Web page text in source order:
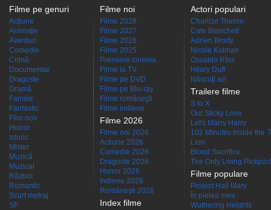
Filme pe genuri
Acţiune
Animaţie
Aventuri
Comedie
Crimă
Documentar
Dragoste
Dramă
Familie
Fantastic
Film noir
Horror
Istoric
Mister
Muzică
Muzical
Război
Romantic
Scurt metraj
SF
Filme noi
Filme 2028
Filme 2027
Filme 2026
Filme 2025
Premiere cinema
Filme la TV
Filme pe DVD
Filme pe Blu-ray
Filme româneşti
Filme indiene
Filme 2026
Filme noi 2026
Actiune 2026
Comedie 2026
Dragoste 2026
Horror 2026
Indiene 2026
Româneşti 2026
Index filme
Actori populari
Charlize Theron
Cate Blanchett
Adrien Brody
Nicole Kidman
Osvaldo Ríos
Hilary Duff
Născuţi azi
Trailere filme
S to X
Our Sticky Love
Let's Marry Harry
102 Minutes Inside the
Lion
Blood Sacrifice
The Only Living
Filme populare
Project Hail Mary
În pielea mea
Wuthering Heights